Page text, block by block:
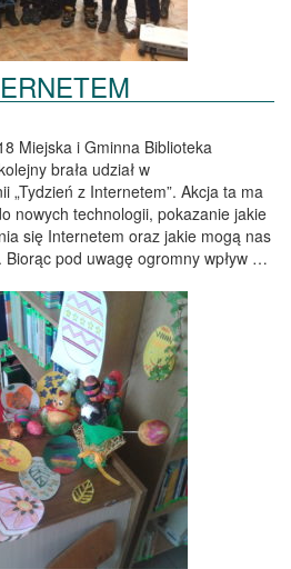
Miejska i Gminna Biblioteka
brała udział w
„Tydzień z Internetem”. Akcja ta ma
nowych technologii, pokazanie jakie
się Internetem oraz jakie mogą nas
pod uwagę ogromny wpływ …